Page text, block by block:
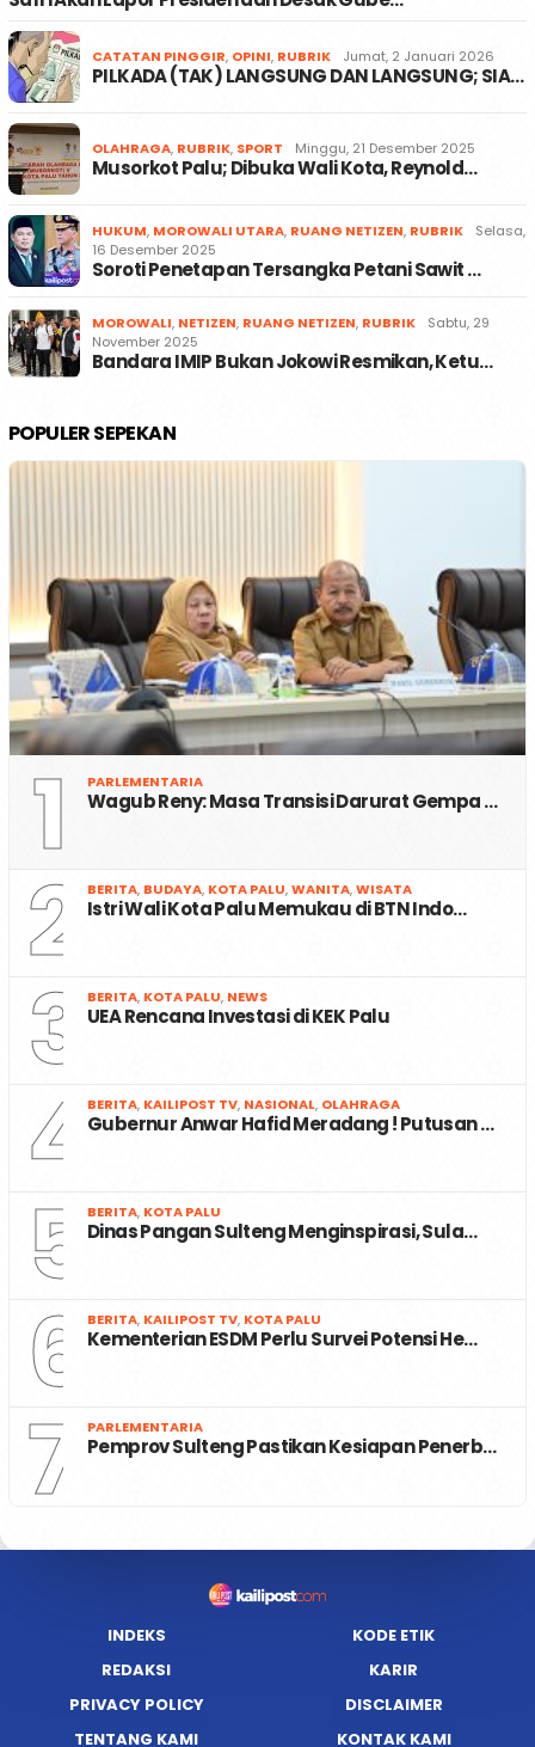
CATATAN PINGGIR, OPINI, RUBRIK Jumat, 2 Januari 2026
PILKADA (TAK) LANGSUNG DAN LANGSUNG; SIA…
OLAHRAGA, RUBRIK, SPORT Minggu, 21 Desember 2025
Musorkot Palu; Dibuka Wali Kota, Reynold…
HUKUM, MOROWALI UTARA, RUANG NETIZEN, RUBRIK
Selasa,
16 Desember 2025
Soroti Penetapan Tersangka Petani Sawit …
MOROWALI, NETIZEN, RUANG NETIZEN, RUBRIK
Sabtu, 29
November 2025
Bandara IMIP Bukan Jokowi Resmikan, Ketu…
POPULER SEPEKAN
1 PARLEMENTARIA
Wagub Reny: Masa Transisi Darurat Gempa …
2 BERITA, BUDAYA, KOTA PALU,WANITA,WISATA
Istri Wali Kota Palu Memukau di BTN Indo…
3 BERITA, KOTA PALU, NEWS
UEA Rencana Investasi di KEK Palu
4 BERITA, KAILIPOST TV, NASIONAL, OLAHRAGA
Gubernur Anwar Hafid Meradang ! Putusan …
5 BERITA, KOTA PALU
Dinas Pangan Sulteng Menginspirasi, Sula…
6 BERITA, KAILIPOST TV, KOTA PALU
Kementerian ESDM Perlu Survei Potensi He…
7 PARLEMENTARIA
Pemprov Sulteng Pastikan Kesiapan Penerb…
INDEKS
KODE ETIK
REDAKSI
KARIR
PRIVACY POLICY
DISCLAIMER
TENTANG KAMI
KONTAK KAMI